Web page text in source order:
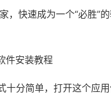
，快速成为一个“必胜”
件安装教程
十分简单，打开这个应